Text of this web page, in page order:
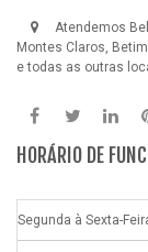
Atendemos
Montes Claros,
e todas as outras
HORÁRIO DE
Segunda à Sexta-